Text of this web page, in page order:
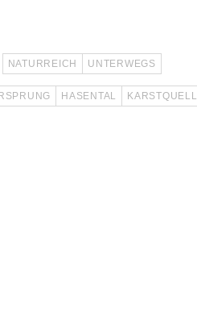
NATURREICH UNTERWEGS
HASENTAL